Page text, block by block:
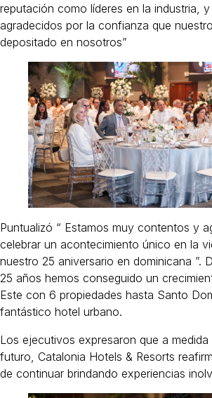
reputación como líderes en la industria,
agradecidos por la confianza que
depositado en nosotros”
Puntualizó “ Estamos muy contentos y
celebrar un acontecimiento único en la
nuestro 25 aniversario en dominicana ”.
25 años hemos conseguido un
Este con 6 propiedades hasta Santo
fantástico hotel urbano.
Los ejecutivos expresaron que a medida
futuro, Catalonia Hotels & Resorts
de continuar brindando experiencias